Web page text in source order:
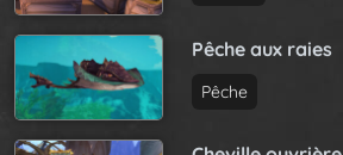
Pêche aux raies
Pêche